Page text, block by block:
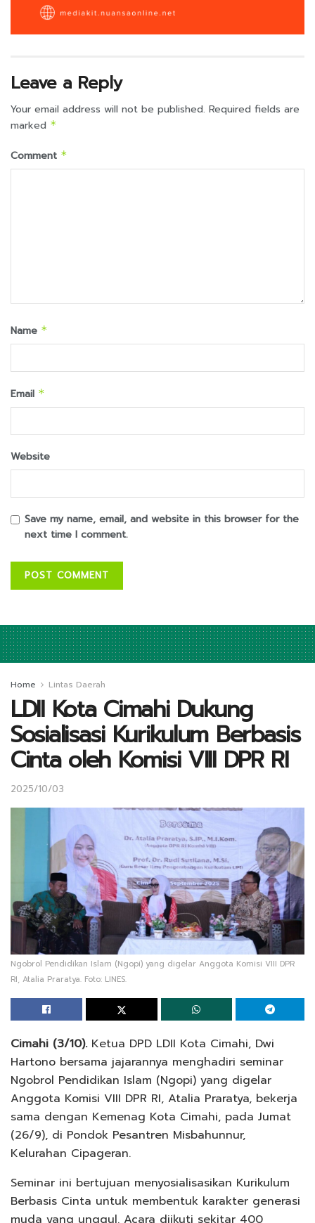
Leave a Reply
Your email address will not be published. Required fields are
marked *
Comment *
Name *
Email *
Website
Save my name, email, and website in this browser for the
next time I comment.
Home Lintas Daerah
LDII Kota Cimahi Dukung
Sosialisasi Kurikulum Berbasis
Cinta oleh Komisi VIII DPR RI
2025/10/03
Ngobrol Pendidikan Islam (Ngopi) yang digelar Anggota Komisi VIII DPR
RI, Atalia Praratya. Foto: LINES.
Cimahi (3/10).Ketua DPD LDII Kota Cimahi, Dwi
Hartono bersama jajarannya menghadiri seminar
Ngobrol Pendidikan Islam (Ngopi) yang digelar
Anggota Komisi VIII DPR RI, Atalia Praratya, bekerja
sama dengan Kemenag Kota Cimahi, pada Jumat
(26/9), di Pondok Pesantren Misbahunnur,
Kelurahan Cipageran.
Seminar ini bertujuan menyosialisasikan Kurikulum
Berbasis Cinta untuk membentuk karakter generasi